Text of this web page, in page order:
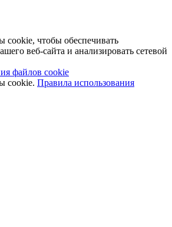
чтобы обеспечивать
веб-сайта и анализировать сетевой
файлов cookie
cookie. Правила использования